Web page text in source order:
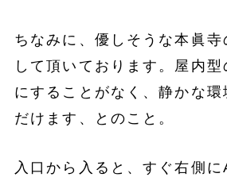
ちなみに、優しそうな本眞寺
して頂いております。屋内
にすることがなく、静かな環
だけます、とのこと。
入口から入ると、すぐ右側